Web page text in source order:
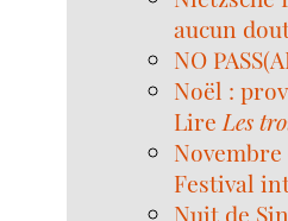
aucun
NO
Noël :
Lire Les
Festival
Nuit de